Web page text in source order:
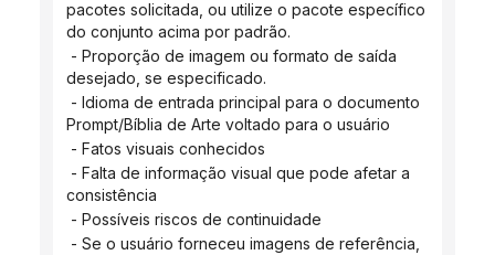
pacotes solicitada, ou utilize o pacote específico
do conjunto acima por padrão.
desejado, se especificado.
Prompt/Bíblia de Arte voltado para o usuário
- Fatos visuais conhecidos
consistência
- Possíveis riscos de continuidade